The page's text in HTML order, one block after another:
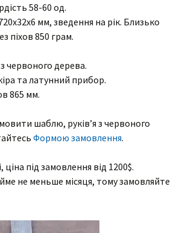
58-60 од.
мм, зведення на рік. Близько
піхов 850 грам.
червоного дерева.
та латунний прибор.
865 мм.
шаблю, руків’я з червоного
Формою замовлення.
під замовлення від 1200$.
не меньше місяця, тому замовляйте